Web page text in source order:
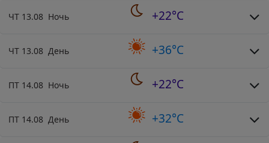
ЧТ 13.08 Ночь +22°C
ЧТ 13.08 День +36°C
ПТ 14.08 Ночь +22°C
ПТ 14.08 День +32°C